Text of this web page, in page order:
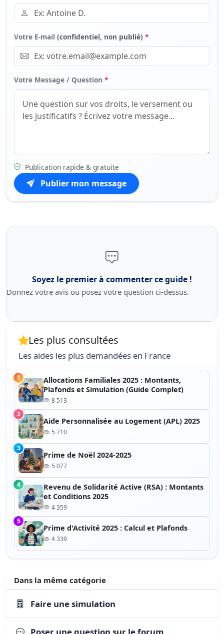
Votre E-mail (confidentiel, non publié) *
Votre Message / Question *
Publication rapide & gratuite
Publier mon message
Soyez le premier à commenter ce guide !
Donnez votre avis ou posez votre question ci-dessus.
Les plus consultées
Les aides les plus demandées en France
1
Allocations Familiales 2025 : Montants,
Plafonds et Simulation (Guide Complet)
8 513
2
Aide Personnalisée au Logement (APL) 2025
5 710
3
Prime de Noël 2024-2025
5 077
4
Revenu de Solidarité Active (RSA) : Montants
et Conditions 2025
4 359
5
Prime d'Activité 2025 : Calcul et Plafonds
4 339
Dans la même catégorie
Faire une simulation